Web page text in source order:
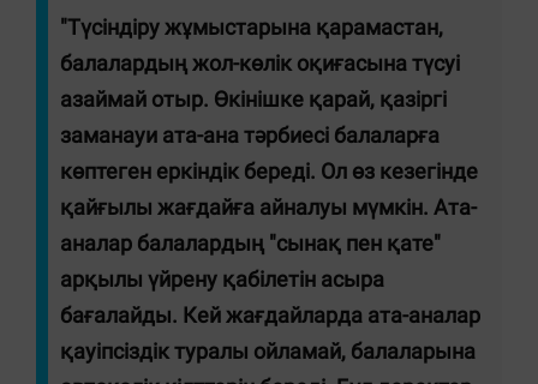
"Түсіндіру жұмыстарына қарамастан,
балалардың жол-көлік оқиғасына түсуі
азаймай отыр. Өкінішке қарай, қазіргі
заманауи ата-ана тәрбиесі балаларға
көптеген еркіндік береді. Ол өз кезегінде
қайғылы жағдайға айналуы мүмкін. Ата-
аналар балалардың "сынақ пен қате"
арқылы үйрену қабілетін асыра
бағалайды. Кей жағдайларда ата-аналар
қауіпсіздік туралы ойламай, балаларына